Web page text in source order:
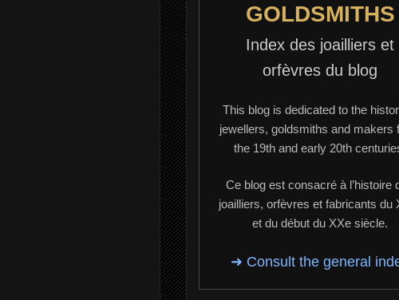
GOLDSMITHS
Index des joailliers et
orfèvres du blog
This blog is dedicated to the
jewellers, goldsmiths and makers
the 19th and early 20th
Ce blog est consacré à l’histoire
joailliers, orfèvres et fabricants du
et du début du XXe siècle.
➜ Consult the general